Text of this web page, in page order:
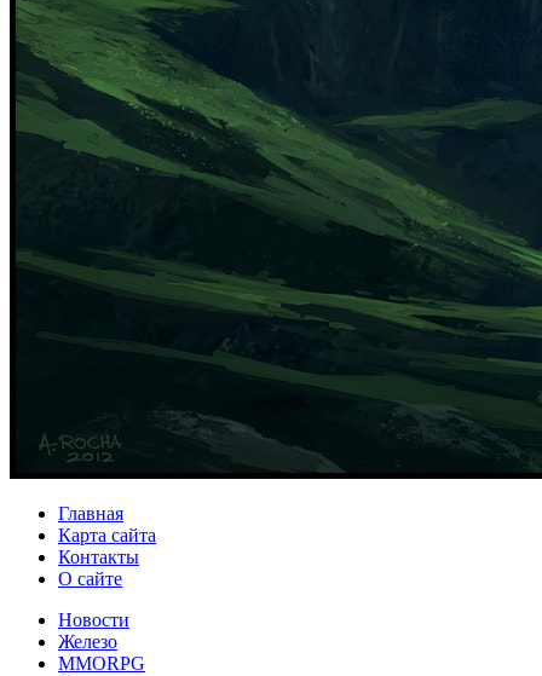
Главная
Карта сайта
Контакты
О сайте
Новости
Железо
MMORPG